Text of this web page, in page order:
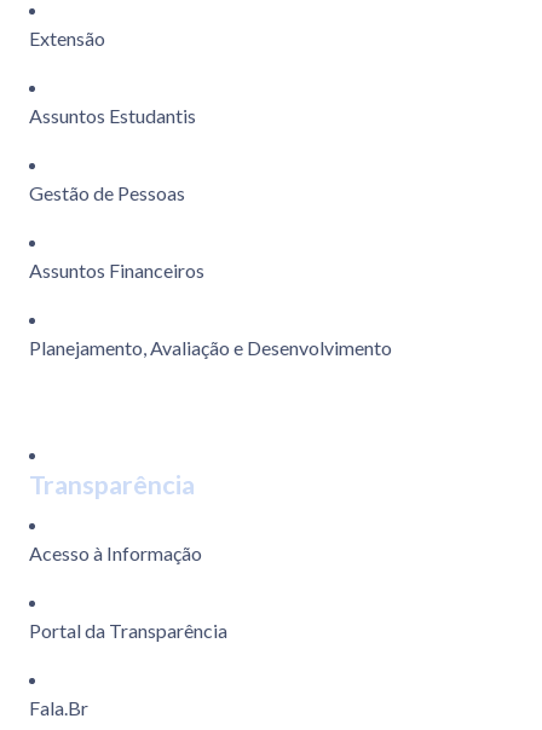
Extensão
Assuntos Estudantis
Gestão de Pessoas
Assuntos Financeiros
Planejamento, Avaliação e Desenvolvimento
Transparência
Acesso à Informação
Portal da Transparência
Fala.Br